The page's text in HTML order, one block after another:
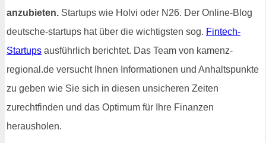
anzubieten. Startups wie Holvi oder N26. Der Online-Blog
deutsche-startups hat über die wichtigsten sog. Fintech-
Startups ausführlich berichtet. Das Team von kamenz-
regional.de versucht Ihnen Informationen und Anhaltspunkte
zu geben wie Sie sich in diesen unsicheren Zeiten
zurechtfinden und das Optimum für Ihre Finanzen
herausholen.